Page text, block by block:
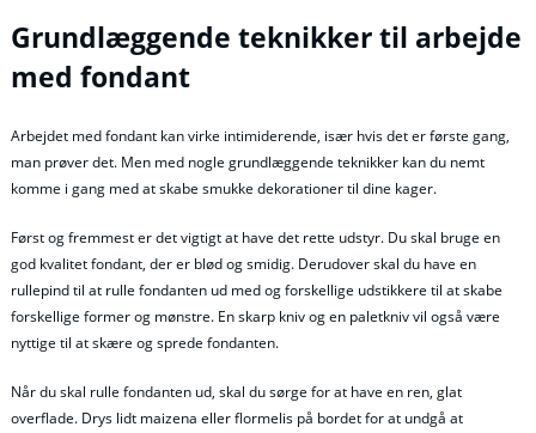
Grundlæggende teknikker til arbejde
med fondant
Arbejdet med fondant kan virke intimiderende, især hvis det er første gang,
man prøver det. Men med nogle grundlæggende teknikker kan du nemt
komme i gang med at skabe smukke dekorationer til dine kager.
Først og fremmest er det vigtigt at have det rette udstyr. Du skal bruge en
god kvalitet fondant, der er blød og smidig. Derudover skal du have en
rullepind til at rulle fondanten ud med og forskellige udstikkere til at skabe
forskellige former og mønstre. En skarp kniv og en paletkniv vil også være
nyttige til at skære og sprede fondanten.
Når du skal rulle fondanten ud, skal du sørge for at have en ren, glat
overflade. Drys lidt maizena eller flormelis på bordet for at undgå at